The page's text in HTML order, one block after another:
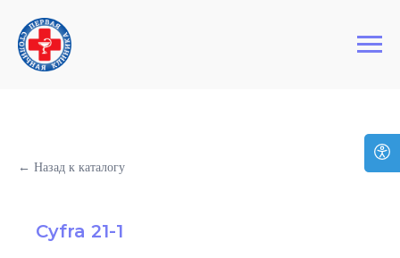
Первая Столичная Клиника
← Назад к каталогу
Cyfra 21-1